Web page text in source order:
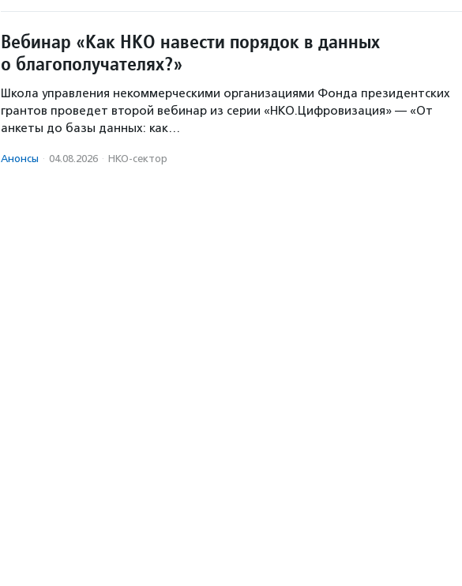
Вебинар «Как НКО навести порядок в данных
о благополучателях?»
Школа управления некоммерческими организациями Фонда президентских
грантов проведет второй вебинар из серии «НКО.Цифровизация» — «От
анкеты до базы данных: как…
Анонсы · 04.08.2026 · НКО-сектор